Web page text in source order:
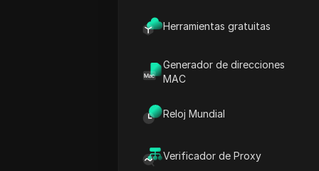
Herramientas gratuitas
Generador de direcciones
MAC
Reloj Mundial
Verificador de Proxy
¿Qué es Proxy-
Proxy-Spider se